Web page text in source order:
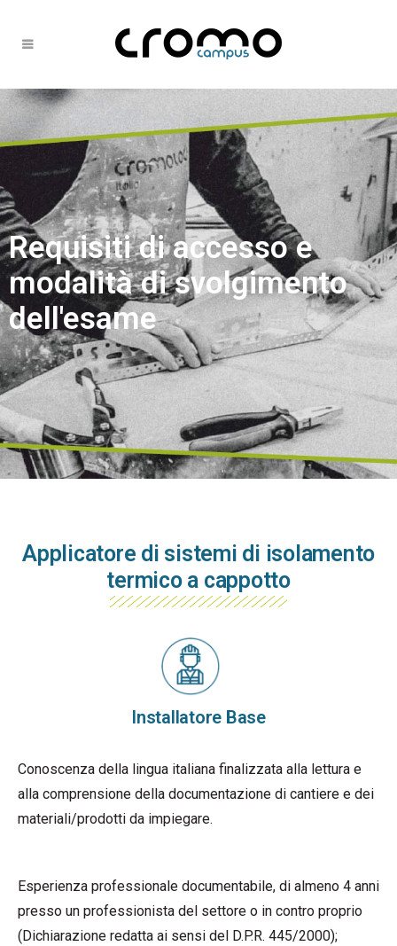
Requisiti di accesso e
modalità di svolgimento
dell'esame
Applicatore di sistemi di isolamento
termico a cappotto
Installatore Base
Conoscenza della lingua italiana finalizzata alla lettura e
alla comprensione della documentazione di cantiere e dei
materiali/prodotti da impiegare.
Esperienza professionale documentabile, di almeno 4 anni
presso un professionista del settore o in contro proprio
(Dichiarazione redatta ai sensi del D.P.R. 445/2000);